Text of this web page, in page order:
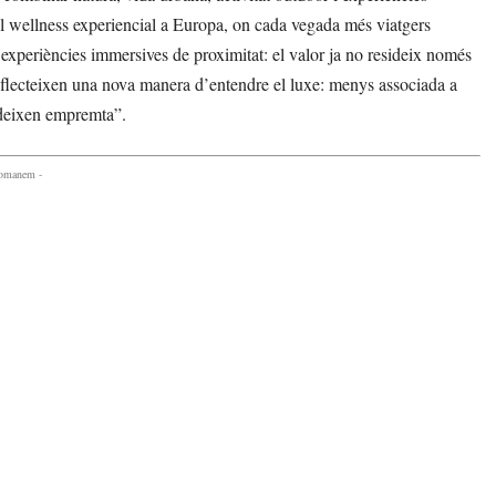
experiencial a Europa, on cada vegada més viatgers
immersives de proximitat: el valor ja no resideix només
una nova manera d’entendre el luxe: menys associada a
empremta”.
-